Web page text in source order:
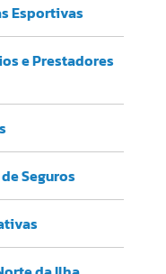
Esportivas
e Prestadores
Seguros